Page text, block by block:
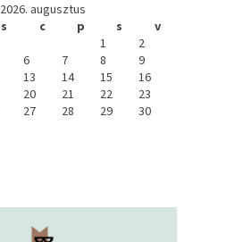
2026. augusztus
s c p s
v
1
2
6 7 8
9
13 14 15
16
20 21 22
23
27 28 29
30